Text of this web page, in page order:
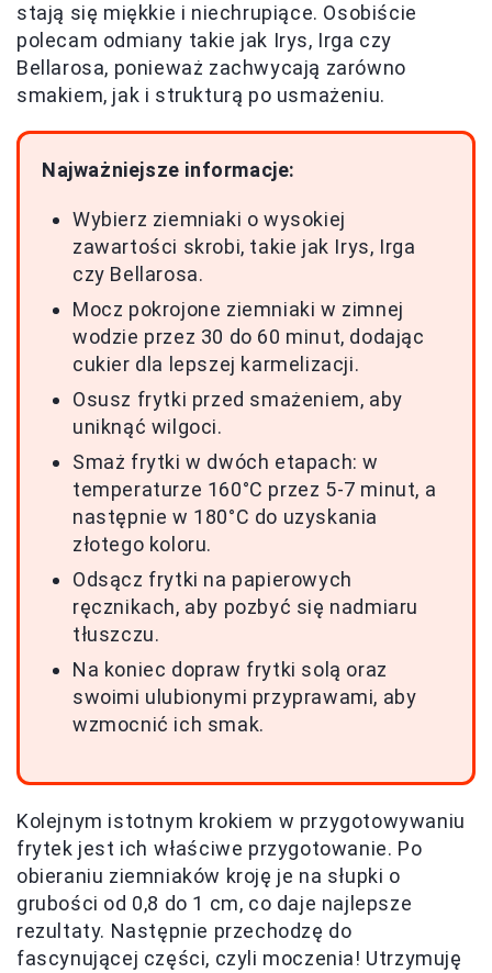
stają się miękkie i niechrupiące. Osobiście
polecam odmiany takie jak Irys, Irga czy
Bellarosa, ponieważ zachwycają zarówno
smakiem, jak i strukturą po usmażeniu.
Najważniejsze informacje:
Wybierz ziemniaki o wysokiej
zawartości skrobi, takie jak Irys, Irga
czy Bellarosa.
Mocz pokrojone ziemniaki w zimnej
wodzie przez 30 do 60 minut, dodając
cukier dla lepszej karmelizacji.
Osusz frytki przed smażeniem, aby
uniknąć wilgoci.
Smaż frytki w dwóch etapach: w
temperaturze 160°C przez 5-7 minut, a
następnie w 180°C do uzyskania
złotego koloru.
Odsącz frytki na papierowych
ręcznikach, aby pozbyć się nadmiaru
tłuszczu.
Na koniec dopraw frytki solą oraz
swoimi ulubionymi przyprawami, aby
wzmocnić ich smak.
Kolejnym istotnym krokiem w przygotowywaniu
frytek jest ich właściwe przygotowanie. Po
obieraniu ziemniaków kroję je na słupki o
grubości od 0,8 do 1 cm, co daje najlepsze
rezultaty. Następnie przechodzę do
fascynującej części, czyli moczenia! Utrzymuję